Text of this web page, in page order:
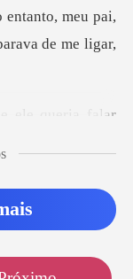
meu pai,
ele queria falar